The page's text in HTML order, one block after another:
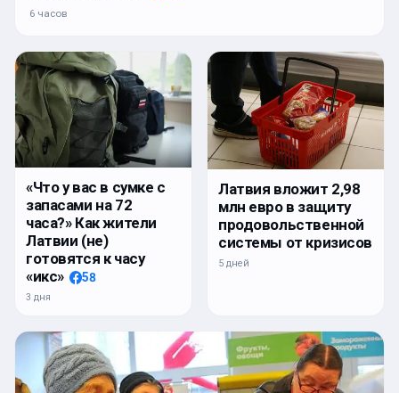
6 часов
«Что у вас в сумке с
запасами на 72
часа?» Как жители
Латвии (не)
готовятся к часу
«икс»
58
3 дня
Латвия вложит 2,98
млн евро в защиту
продовольственной
системы от кризисов
5 дней